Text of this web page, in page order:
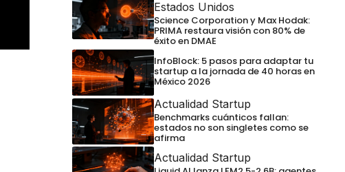
Estados Unidos
Science Corporation y Max Hodak:
PRIMA restaura visión con 80% de
éxito en DMAE
InfoBlock: 5 pasos para adaptar tu
startup a la jornada de 40 horas en
México 2026
Actualidad Startup
Benchmarks cuánticos fallan:
estados no son singletes como se
afirma
Actualidad Startup